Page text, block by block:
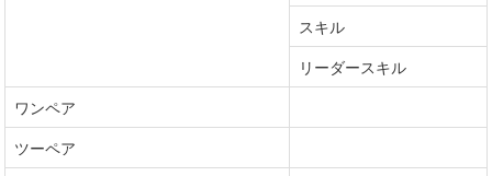
スキル
リーダースキル
ワンペア
ツーペア